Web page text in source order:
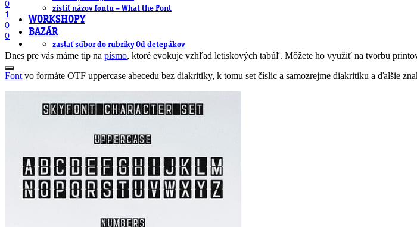
zistiť názov fontu – What the Font
WORKSHOPY
BAZÁR
zaslať súbor do rubriky Od detepákov
0
1
0
0
Dnes pre vás máme tip na písmo, ktoré evokuje vzhľad letiskových tabúľ. Môžete ho využiť na tvorbu
Fontvo formáte OTF uppercase abecedu bez diakritiky, k tomu set číslic a samozrejme diakritiku a ďalšie